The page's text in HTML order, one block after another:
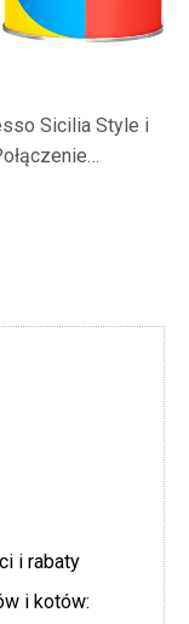
Sicilia Style i
i rabaty
i kotów: